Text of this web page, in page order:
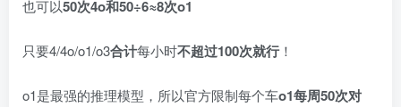
也可以50次4o和50÷6≈8次o1
只要4/4o/o1/o3合计每小时不超过100次就行！
o1是最强的推理模型，所以官方限制每个车o1每周50次对